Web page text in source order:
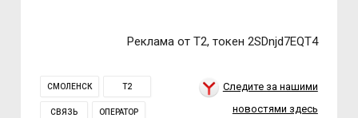
Реклама от Т2, токен 2SDnjd7EQT4
СМОЛЕНСК Т2
СВЯЗЬ ОПЕРАТОР
Следите за нашими
новостями здесь